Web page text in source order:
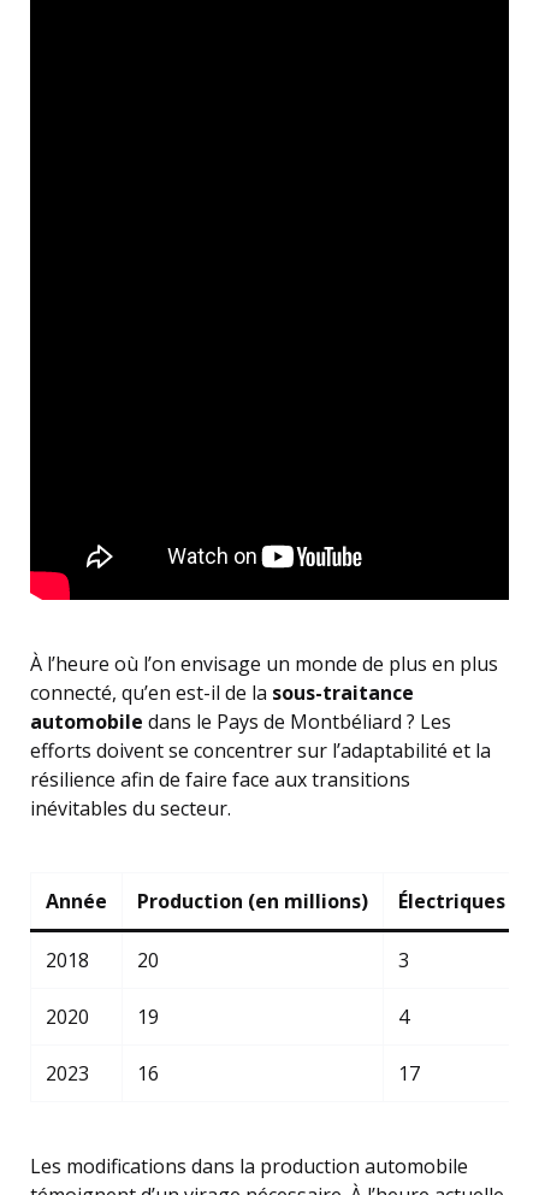
À l’heure où l’on envisage un monde de plus en plus
connecté, qu’en est-il de la sous-traitance
automobile dans le Pays de Montbéliard ? Les
efforts doivent se concentrer sur l’adaptabilité et la
résilience afin de faire face aux transitions
inévitables du secteur.
Année Production (en millions) Électriques
2018 20 3
2020 19 4
2023 16 17
Les modifications dans la production automobile